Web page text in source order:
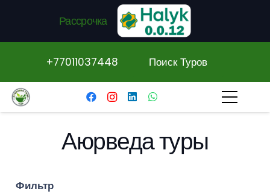
Рассрочка
+77011037448 Поиск Туров
Аюрведа туры
Фильтр